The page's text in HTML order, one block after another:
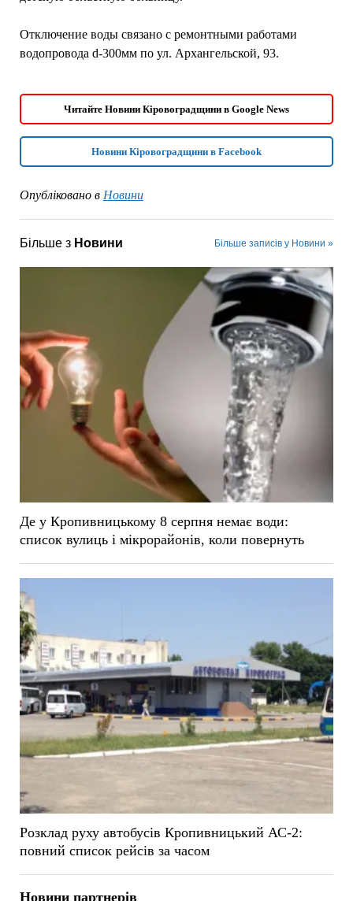
Отключение воды связано с ремонтными работами
водопровода d-300мм по ул. Архангельской, 93.
Читайте Новини Кіровоградщини в Google News
Новини Кіровоградщини в Facebook
Опубліковано в Новини
Більше з Новини Більше записів у Новини »
Де у Кропивницькому 8 серпня немає води:
список вулиць і мікрорайонів, коли повернуть
Розклад руху автобусів Кропивницький АС-2:
повний список рейсів за часом
Новини партнерів